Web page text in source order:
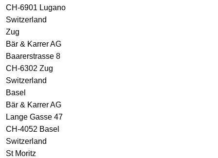
CH-6901 Lugano
Switzerland
Zug
Bär & Karrer AG
Baarerstrasse 8
CH-6302 Zug
Switzerland
Basel
Bär & Karrer AG
Lange Gasse 47
CH-4052 Basel
Switzerland
St Moritz